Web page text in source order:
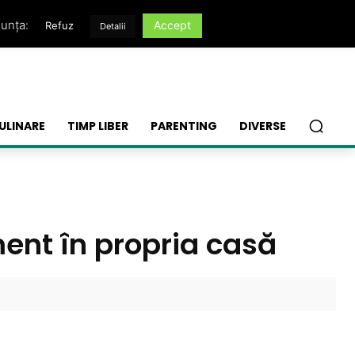
TIMP LIBER PARENTING DIVERSE
în propria casă
Refuz Detalii Accept